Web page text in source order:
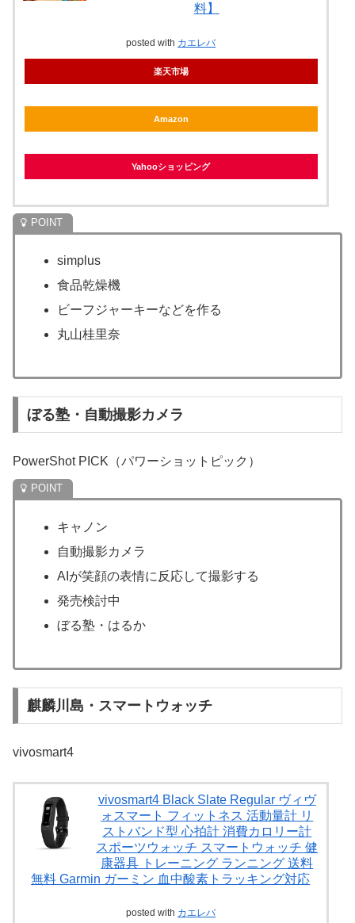
料】
posted with カエレバ
楽天市場
Amazon
Yahooショッピング
simplus
食品乾燥機
ビーフジャーキーなどを作る
丸山桂里奈
ぼる塾・自動撮影カメラ
PowerShot PICK（パワーショットピック）
キャノン
自動撮影カメラ
AIが笑顔の表情に反応して撮影する
発売検討中
ぼる塾・はるか
麒麟川島・スマートウォッチ
vivosmart4
vivosmart4 Black Slate Regular ヴィヴ
ォスマート フィットネス 活動量計 リ
ストバンド型 心拍計 消費カロリー計
スポーツウォッチ スマートウォッチ 健
康器具 トレーニング ランニング 送料
無料 Garmin ガーミン 血中酸素トラッキング対応
posted with カエレバ